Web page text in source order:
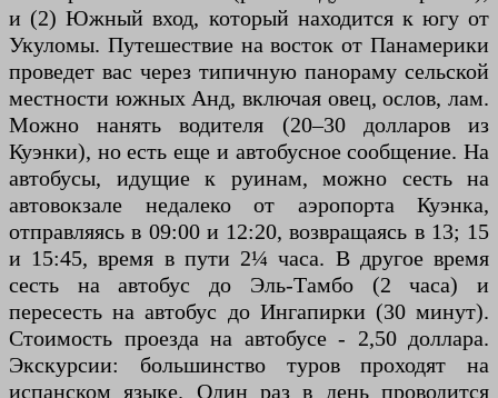
и (2) Южный вход, который находится к югу от
Укуломы. Путешествие на восток от Панамерики
проведет вас через типичную панораму сельской
местности южных Анд, включая овец, ослов, лам.
Можно нанять водителя (20–30 долларов из
Куэнки), но есть еще и автобусное сообщение. На
автобусы, идущие к руинам, можно сесть на
автовокзале недалеко от аэропорта Куэнка,
отправляясь в 09:00 и 12:20, возвращаясь в 13; 15
и 15:45, время в пути 2¼ часа. В другое время
сесть на автобус до Эль-Тамбо (2 часа) и
пересесть на автобус до Ингапирки (30 минут).
Стоимость проезда на автобусе - 2,50 доллара.
Экскурсии: большинство туров проходят на
испанском языке. Один раз в день проводится